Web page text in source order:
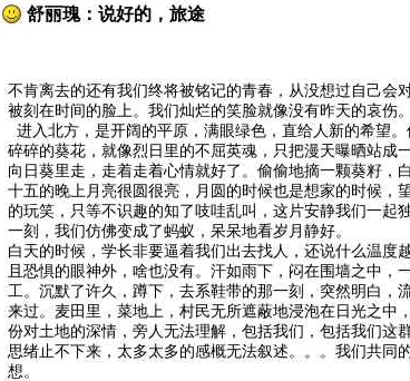
舒丽瑰：说好的，旅途
不肯离去的还有我们终将被铭记的青春，从没想过自己会
被刻在时间的脸上。我们灿烂的笑脸就像没有昨天的哀伤
进入北方，是开阔的平原，满眼绿色，直给人新的希望
碎碎的葵花，就像烈日里的不屈英魂，只把漫天曝晒站成
向日葵里走，走着走着心情就好了。偷偷地摘一颗葵籽，
十五的晚上月亮很圆很亮，月圆的时候也是想家的时候，
的玩笑，只等不识趣的知了吱哇乱叫，这片安静我们一
一刻，我们仿佛变成了蚂蚁，呆呆地看岁月静好。
白天的时候，学长非要逼着我们出去找人，还说什么温
且恐惧的眼神外，啥也没有。汗如雨下，闷在围墙之中
工。沉默了许久，蹲下，去系鞋带的那一刻，突然明白，
来过。麦田里，菜地上，村民无所遮蔽地浸泡在日光之中
份对土地的深情，旁人无法理解，包括我们，包括我们这
思绪止不下来，太多太多的感概无法叙述。。。我们共
想。